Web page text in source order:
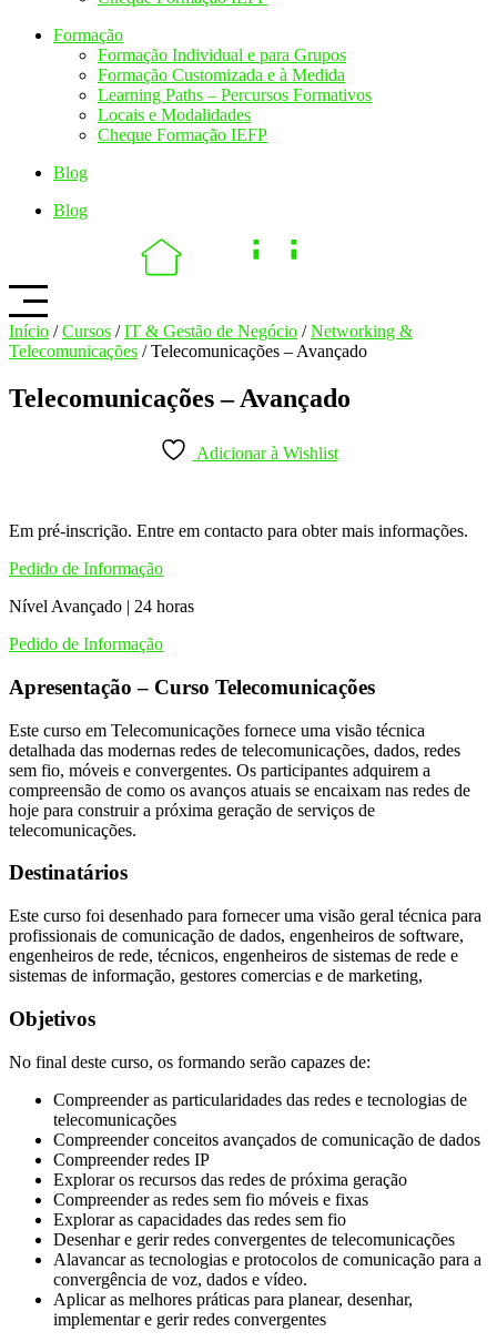
Formação
Formação Individual e para Grupos
Formação Customizada e à Medida
Learning Paths – Percursos Formativos
Locais e Modalidades
Cheque Formação IEFP
Blog
Blog
Início /Cursos /IT & Gestão de Negócio /Networking &
Telecomunicações / Telecomunicações – Avançado
Telecomunicações – Avançado
Adicionar à Wishlist
Em pré-inscrição. Entre em contacto para obter mais informações.
Pedido de Informação
Nível Avançado | 24 horas
Pedido de Informação
Apresentação – Curso Telecomunicações
Este curso em Telecomunicações fornece uma visão técnica
detalhada das modernas redes de telecomunicações, dados, redes
sem fio, móveis e convergentes. Os participantes adquirem a
compreensão de como os avanços atuais se encaixam nas redes de
hoje para construir a próxima geração de serviços de
telecomunicações.
Destinatários
Este curso foi desenhado para fornecer uma visão geral técnica para
profissionais de comunicação de dados, engenheiros de software,
engenheiros de rede, técnicos, engenheiros de sistemas de rede e
sistemas de informação, gestores comercias e de marketing,
Objetivos
No final deste curso, os formando serão capazes de:
Compreender as particularidades das redes e tecnologias de
telecomunicações
Compreender conceitos avançados de comunicação de dados
Compreender redes IP
Explorar os recursos das redes de próxima geração
Compreender as redes sem fio móveis e fixas
Explorar as capacidades das redes sem fio
Desenhar e gerir redes convergentes de telecomunicações
Alavancar as tecnologias e protocolos de comunicação para a
convergência de voz, dados e vídeo.
Aplicar as melhores práticas para planear, desenhar,
implementar e gerir redes convergentes